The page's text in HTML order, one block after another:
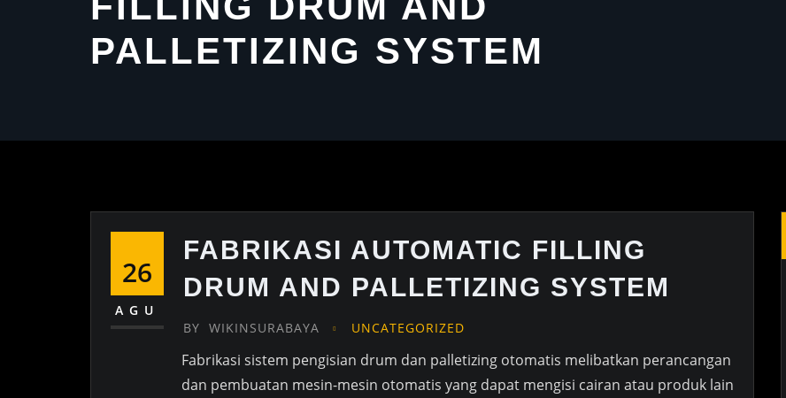
PALLETIZING SYSTEM
26
AGU
FABRIKASI AUTOMATIC FILLING
DRUM AND PALLETIZING SYSTEM
BY WIKINSURABAYA UNCATEGORIZED
Fabrikasi sistem pengisian drum dan palletizing otomatis melibatkan perancangan
dan pembuatan mesin-mesin otomatis yang dapat mengisi cairan atau produk lain